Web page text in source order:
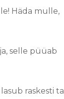
Häda mulle,
selle püüab
raskesti ta